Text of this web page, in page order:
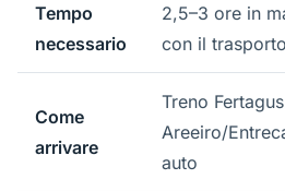
Tempo
necessario
2,5–3 ore in
con il trasporto
Come
arrivare
Treno
Areeiro/
auto